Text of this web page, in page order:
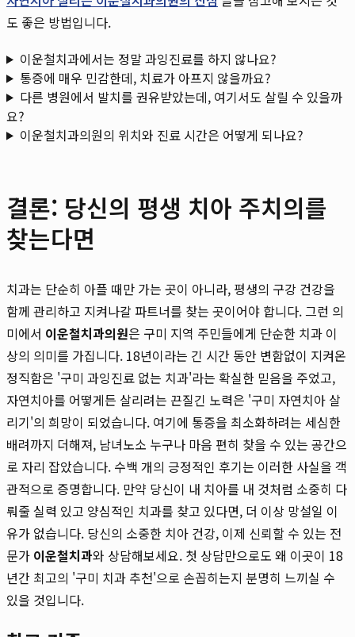
도 좋은 방법입니다.
이운철치과에서는 정말 과잉진료를 하지 않나요?
통증에 매우 민감한데, 치료가 아프지 않을까요?
다른 병원에서 발치를 권유받았는데, 여기서도 살릴 수 있을까
요?
이운철치과의원의 위치와 진료 시간은 어떻게 되나요?
결론: 당신의 평생 치아 주치의를
찾는다면
치과는 단순히 아플 때만 가는 곳이 아니라, 평생의 구강 건강을
함께 관리하고 지켜나갈 파트너를 찾는 곳이어야 합니다. 그런 의
미에서 이운철치과의원은 구미 지역 주민들에게 단순한 치과 이
상의 의미를 가집니다. 18년이라는 긴 시간 동안 변함없이 지켜온
정직함은 '구미 과잉진료 없는 치과'라는 확실한 믿음을 주었고,
자연치아를 어떻게든 살리려는 끈질긴 노력은 '구미 자연치아 살
리기'의 희망이 되었습니다. 여기에 통증을 최소화하려는 세심한
배려까지 더해져, 남녀노소 누구나 마음 편히 찾을 수 있는 공간으
로 자리 잡았습니다. 수백 개의 긍정적인 후기는 이러한 사실을 객
관적으로 증명합니다. 만약 당신이 내 치아를 내 것처럼 소중히 다
뤄줄 실력 있고 양심적인 치과를 찾고 있다면, 더 이상 망설일 이
유가 없습니다. 당신의 소중한 치아 건강, 이제 신뢰할 수 있는 전
문가 이운철치과와 상담해보세요. 첫 상담만으로도 왜 이곳이 18
년간 최고의 '구미 치과 추천'으로 손꼽히는지 분명히 느끼실 수
있을 것입니다.